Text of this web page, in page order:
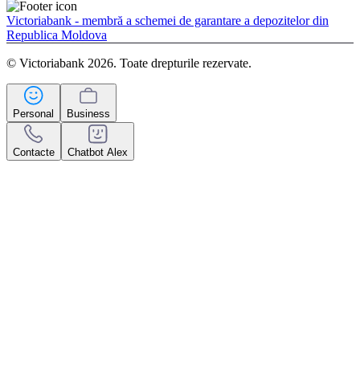
Victoriabank - membră a schemei de garantare a depozitelor din
Republica Moldova
© Victoriabank 2026. Toate drepturile rezervate.
Personal Business
Contacte Chatbot Alex